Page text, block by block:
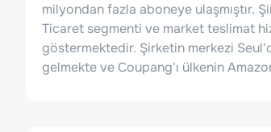
milyondan fazla aboneye ulaşmıştır.
Ticaret segmenti ve market teslimat
göstermektedir. Şirketin merkezi
gelmekte ve Coupang'ı ülkenin